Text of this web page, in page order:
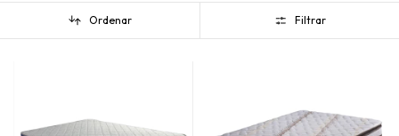
Ordenar Filtrar